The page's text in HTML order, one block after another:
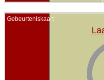
Gebeurteniskaart